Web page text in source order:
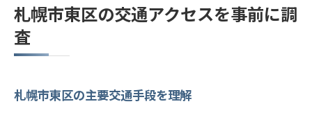
札幌市東区の交通アクセスを事前に調
査
札幌市東区の主要交通手段を理解